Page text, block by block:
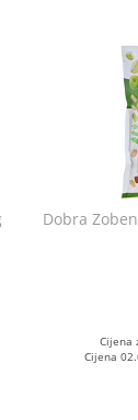
Dobra
Cijena
Cijena